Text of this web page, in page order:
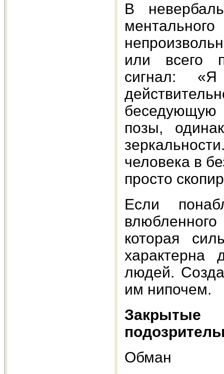
В
или всего
сигнал:
позы,
человека в
просто
Если
которая
характерна
людей.
им нипочем.
Обман